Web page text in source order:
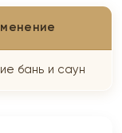
бань и саун